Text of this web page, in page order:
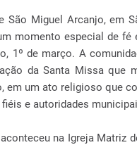
São Miguel Arcanjo, em
momento especial de fé
1º de março. A
da Santa Missa que
em um ato religioso que
e autoridades
na Igreja Matriz